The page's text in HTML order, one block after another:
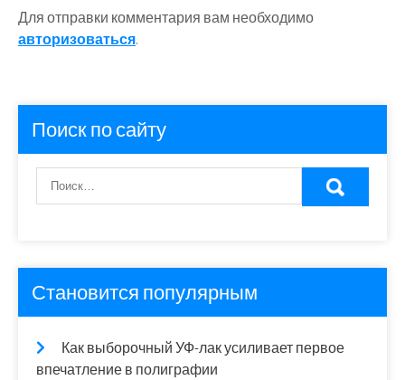
Для отправки комментария вам необходимо
авторизоваться.
Поиск по сайту
Становится популярным
Как выборочный УФ-лак усиливает первое
впечатление в полиграфии